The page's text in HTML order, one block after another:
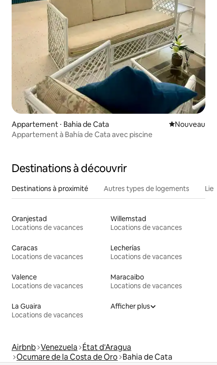
Appartement ⋅ Bahia de Cata Nouvel
Nouveau
Appartement à Bahía de Cata avec piscine
Destinations à découvrir
Destinations à proximité Autres types de logements
Oranjestad
Locations de vacances
Willemstad
Locations de vacances
Caracas
Locations de vacances
Lecherías
Locations de vacances
Valence
Locations de vacances
Maracaibo
Locations de vacances
La Guaira
Locations de vacances
Afficher plus
Airbnb Venezuela État d'Aragua
Ocumare de la Costa de Oro Bahia de Cata